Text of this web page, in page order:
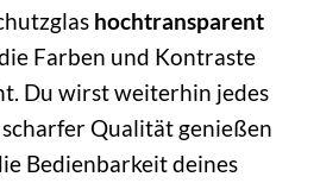
hochtransparent
Farben und Kontraste
Du wirst weiterhin jedes
Qualität genießen
Bedienbarkeit deines